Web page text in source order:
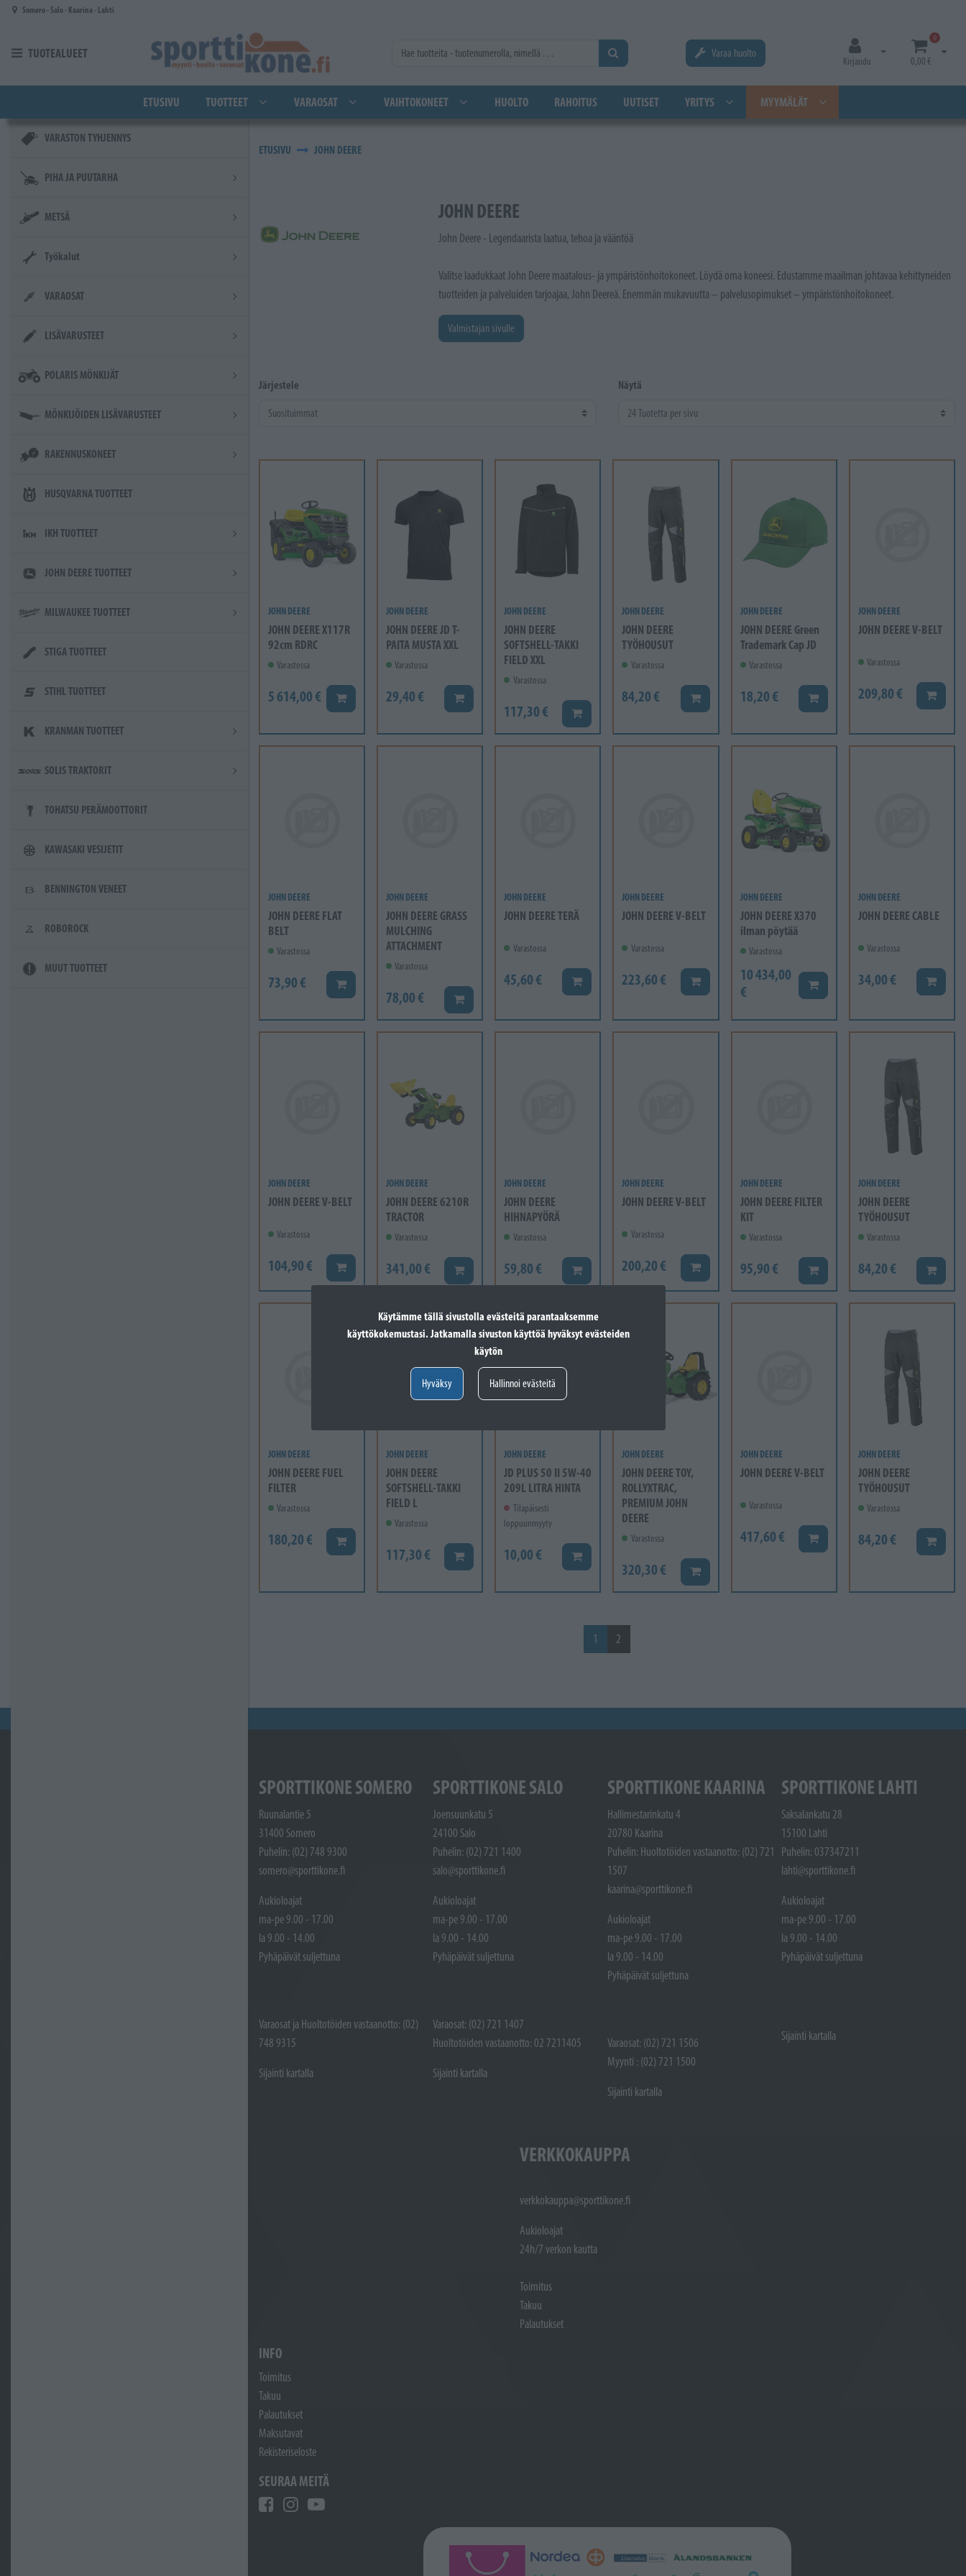
Käytämme tällä sivustolla evästeitä parantaaksemme
käyttökokemustasi. Jatkamalla sivuston käyttöä hyväksyt evästeiden
käytön
Hyväksy Hallinnoi evästeitä
Siirry pääsisältöön
Somero - Salo - Kaarina - Lahti
TUOTEALUEET Varaa huolto
Kirjaudu
Avaa kirjautuminen
0
0,00 €
Avaa
ETUSIVU TUOTTEET VARAOSAT VAIHTOKONEET HUOLTO RAHOITUS UUTISET YRITYS MYYMÄLÄT
VARASTON TYHJENNYS
PIHA JA PUUTARHA
METSÄ
Työkalut
VARAOSAT
LISÄVARUSTEET
POLARIS MÖNKIJÄT
MÖNKIJÖIDEN LISÄVARUSTEET
RAKENNUSKONEET
HUSQVARNA TUOTTEET
IKH TUOTTEET
JOHN DEERE TUOTTEET
MILWAUKEE TUOTTEET
STIGA TUOTTEET
STIHL TUOTTEET
KRANMAN TUOTTEET
SOLIS TRAKTORIT
TOHATSU PERÄMOOTTORIT
KAWASAKI VESIJETIT
BENNINGTON VENEET
ROBOROCK
MUUT TUOTTEET
ETUSIVU JOHN DEERE
JOHN DEERE
John Deere - Legendaarista laatua, tehoa ja vääntöä
Valitse laadukkaat John Deere maatalous- ja ympäristönhoitokoneet. Löydä oma koneesi. Edustamme maailman johtavaa kehittyneiden
tuotteiden ja palveluiden tarjoajaa, John Deereä. Enemmän mukavuutta – palvelusopimukset – ympäristönhoitokoneet.
Valmistajan sivulle
Järjestele Näytä
JOHN DEERE
JOHN DEERE X117R
92cm RDRC
Varastossa
5 614,00 € Lisää koriin
JOHN DEERE
JOHN DEERE JD T-
PAITA MUSTA XXL
Varastossa
29,40 € Lisää koriin
JOHN DEERE
JOHN DEERE
SOFTSHELL-TAKKI
FIELD XXL
Varastossa
117,30 € Lisää koriin
JOHN DEERE
JOHN DEERE
TYÖHOUSUT
Varastossa
84,20 € Lisää koriin
JOHN DEERE
JOHN DEERE Green
Trademark Cap JD
Varastossa
18,20 € Lisää koriin
JOHN DEERE
JOHN DEERE V-BELT
Varastossa
209,80 € Lisää
JOHN DEERE
JOHN DEERE FLAT
BELT
Varastossa
73,90 € Lisää koriin
JOHN DEERE
JOHN DEERE GRASS
MULCHING
ATTACHMENT
Varastossa
78,00 € Lisää koriin
JOHN DEERE
JOHN DEERE TERÄ
Varastossa
45,60 € Lisää koriin
JOHN DEERE
JOHN DEERE V-BELT
Varastossa
223,60 € Lisää koriin
JOHN DEERE
JOHN DEERE X370
ilman pöytää
Varastossa
10 434,00
€
Lisää koriin
JOHN DEERE
JOHN DEERE CABLE
Varastossa
34,00 € Lisää
JOHN DEERE
JOHN DEERE V-BELT
Varastossa
104,90 € Lisää koriin
JOHN DEERE
JOHN DEERE 6210R
TRACTOR
Varastossa
341,00 € Lisää koriin
JOHN DEERE
JOHN DEERE
HIHNAPYÖRÄ
Varastossa
59,80 € Lisää koriin
JOHN DEERE
JOHN DEERE V-BELT
Varastossa
200,20 € Lisää koriin
JOHN DEERE
JOHN DEERE FILTER
KIT
Varastossa
95,90 € Lisää koriin
JOHN DEERE
JOHN DEERE
TYÖHOUSUT
Varastossa
84,20 € Lisää
JOHN DEERE
JOHN DEERE FUEL
FILTER
Varastossa
180,20 € Lisää koriin
JOHN DEERE
JOHN DEERE
SOFTSHELL-TAKKI
FIELD L
Varastossa
117,30 € Lisää koriin
JOHN DEERE
JD PLUS 50 II 5W-40
209L LITRA HINTA
Tilapäisesti
loppuunmyyty
10,00 € Lisää koriin
JOHN DEERE
JOHN DEERE TOY,
ROLLYXTRAC,
PREMIUM JOHN
DEERE
Varastossa
320,30 € Lisää koriin
JOHN DEERE
JOHN DEERE V-BELT
Varastossa
417,60 € Lisää koriin
JOHN DEERE
JOHN DEERE
TYÖHOUSUT
Varastossa
84,20 € Lisää
1 2
SPORTTIKONE SOMERO
Ruunalantie 5
31400 Somero
Puhelin: (02) 748 9300
somero@sporttikone.fi
Aukioloajat
ma-pe 9.00 - 17.00
la 9.00 - 14.00
Pyhäpäivät suljettuna
Varaosat ja Huoltotöiden vastaanotto: (02)
748 9315
Sijainti kartalla
SPORTTIKONE SALO
Joensuunkatu 5
24100 Salo
Puhelin: (02) 721 1400
salo@sporttikone.fi
Aukioloajat
ma-pe 9.00 - 17.00
la 9.00 - 14.00
Pyhäpäivät suljettuna
Varaosat: (02) 721 1407
Huoltotöiden vastaanotto: 02 7211405
Sijainti kartalla
SPORTTIKONE KAARINA
Hallimestarinkatu 4
20780 Kaarina
Puhelin: Huoltotöiden vastaanotto: (02) 721
1507
kaarina@sporttikone.fi
Aukioloajat
ma-pe 9.00 - 17.00
la 9.00 - 14.00
Pyhäpäivät suljettuna
Varaosat: (02) 721 1506
Myynti : (02) 721 1500
Sijainti kartalla
SPORTTIKONE LAHTI
Saksalankatu 28
15100 Lahti
Puhelin: 037347211
lahti@sporttikone.fi
Aukioloajat
ma-pe 9.00 - 17.00
la 9.00 - 14.00
Pyhäpäivät suljettuna
Sijainti kartalla
VERKKOKAUPPA
verkkokauppa@sporttikone.fi
Aukioloajat
24h/7 verkon kautta
Toimitus
Takuu
Palautukset
INFO
Toimitus
Takuu
Palautukset
Maksutavat
Rekisteriseloste
SEURAA MEITÄ